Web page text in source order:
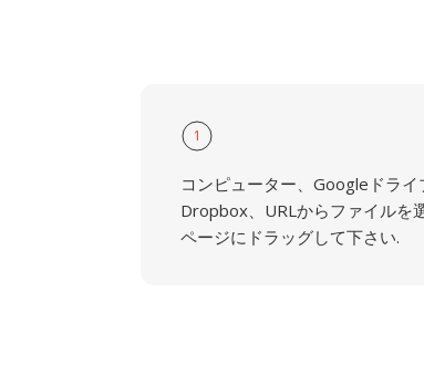
1
コンピューター、Googleドライ
Dropbox、URLからファイルを
ページにドラッグして下さい.